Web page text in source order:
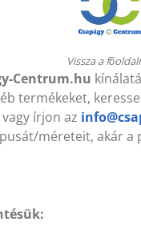
Vissza a
Centrum.hu
termékeket,
írjon az
méreteit, akár
mm